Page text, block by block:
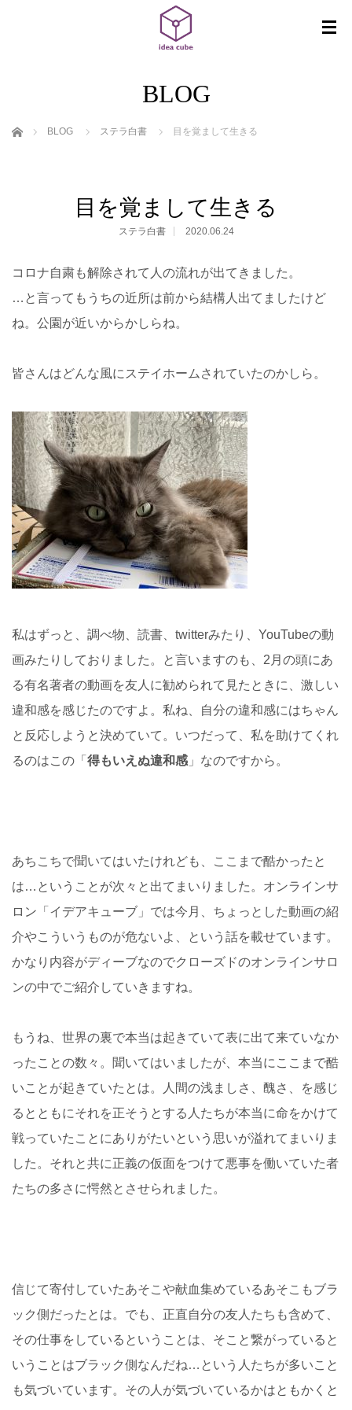
BLOG
ホーム BLOG ステラ白書 目を覚まして生きる
目を覚まして生きる
ステラ白書 2020.06.24
コロナ自粛も解除されて人の流れが出てきました。
…と言ってもうちの近所は前から結構人出てましたけど
ね。公園が近いからかしらね。
皆さんはどんな風にステイホームされていたのかしら。
私はずっと、調べ物、読書、twitterみたり、YouTubeの動
画みたりしておりました。と言いますのも、2月の頭にあ
る有名著者の動画を友人に勧められて見たときに、激しい
違和感を感じたのですよ。私ね、自分の違和感にはちゃん
と反応しようと決めていて。いつだって、私を助けてくれ
るのはこの「 得もいえぬ違和感 」なのですから。
あちこちで聞いてはいたけれども、ここまで酷かったと
は…ということが次々と出てまいりました。オンラインサ
ロン「イデアキューブ」では今月、ちょっとした動画の紹
介やこういうものが危ないよ、という話を載せています。
かなり内容がディーブなのでクローズドのオンラインサロ
ンの中でご紹介していきますね。
もうね、世界の裏で本当は起きていて表に出て来ていなか
ったことの数々。聞いてはいましたが、本当にここまで酷
いことが起きていたとは。人間の浅ましさ、醜さ、を感じ
るとともにそれを正そうとする人たちが本当に命をかけて
戦っていたことにありがたいという思いが溢れてまいりま
した。それと共に正義の仮面をつけて悪事を働いていた者
たちの多さに愕然とさせられました。
信じて寄付していたあそこや献血集めているあそこもブラ
ック側だったとは。でも、正直自分の友人たちも含めて、
その仕事をしているということは、そこと繋がっていると
いうことはブラック側なんだね…という人たちが多いこと
も気づいています。その人が気づいているかはともかくと